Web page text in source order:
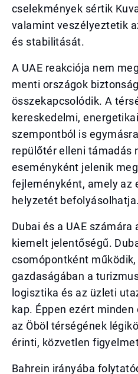
cselekmények sértik
valamint veszélyeztetik
és stabilitását.
A UAE reakciója nem
menti országok
összekapcsolódik. A
kereskedelmi,
szempontból is
repülőtér elleni támadás
eseményként jelenik
fejleményként, amely az
helyzetét befolyásolhatja.
Dubai és a UAE számára
kiemelt jelentőségű.
csomópontként működik,
gazdaságában a
logisztika és az üzleti
kap. Éppen ezért
az Öböl térségének
érinti, közvetlen
Bahrein irányába